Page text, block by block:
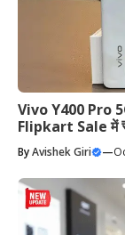
Vivo Y400 Pro
Flipkart Sale में
ByAvishek Giri —